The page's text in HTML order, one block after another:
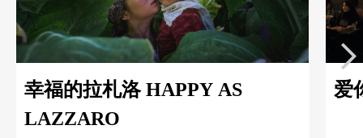
幸福的拉札洛 HAPPY AS
LAZZARO
爱